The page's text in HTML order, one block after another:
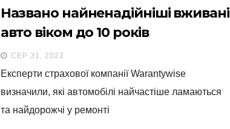
Названо найненадійніші вживані
авто віком до 10 років
СЕР 31, 2022
Експерти страхової компанії Warantywise
визначили, які автомобілі найчастіше ламаються
та найдорожчі у ремонті